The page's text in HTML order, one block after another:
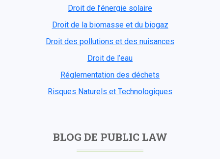
Droit de l’énergie solaire
Droit de la biomasse et du biogaz
Droit des pollutions et des nuisances
Droit de l’eau
Réglementation des déchets
Risques Naturels et Technologiques
BLOG DE PUBLIC LAW